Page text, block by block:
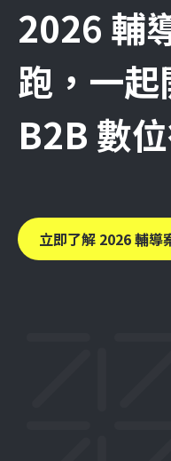
2026 輔
跑，一
B2B 數
立即了解 2026 輔導